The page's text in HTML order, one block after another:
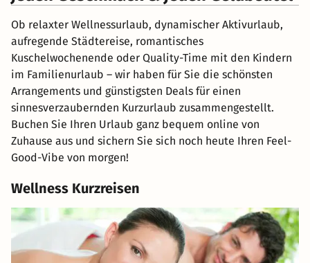
Ob relaxter Wellnessurlaub, dynamischer Aktivurlaub,
aufregende Städtereise, romantisches
Kuschelwochenende oder Quality-Time mit den Kindern
im Familienurlaub – wir haben für Sie die schönsten
Arrangements und günstigsten Deals für einen
sinnesverzaubernden Kurzurlaub zusammengestellt.
Buchen Sie Ihren Urlaub ganz bequem online von
Zuhause aus und sichern Sie sich noch heute Ihren Feel-
Good-Vibe von morgen!
Wellness Kurzreisen